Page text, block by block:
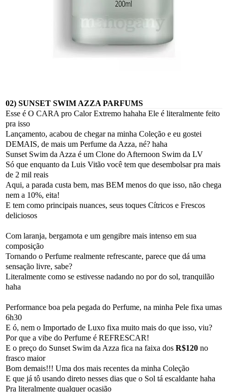
02) SUNSET SWIM AZZA PARFUMS
Esse é O CARA pro Calor Extremo hahaha Ele é literalmente feito
pra isso
Lançamento, acabou de chegar na minha Coleção e eu gostei
DEMAIS, de mais um Perfume da Azza, né? haha
Sunset Swim da Azza é um Clone do Afternoon Swim da LV
Só que enquanto da Luis Vitão você tem que desembolsar pra mais
de 2 mil reais
Aqui, a parada custa bem, mas BEM menos do que isso, não chega
nem a 10%, eita!
E tem como principais nuances, seus toques Cítricos e Frescos
deliciosos
Com laranja, bergamota e um gengibre mais intenso em sua
composição
Tornando o Perfume realmente refrescante, parece que dá uma
sensação livre, sabe?
Literalmente como se estivesse nadando no por do sol, tranquilão
haha
Performance boa pela pegada do Perfume, na minha Pele fixa umas
6h30
E ó, nem o Importado de Luxo fixa muito mais do que isso, viu?
Por que a vibe do Perfume é REFRESCAR!
E o preço do Sunset Swim da Azza fica na faixa dos R$120 no
frasco maior
Bom demais!!! Uma dos mais recentes da minha Coleção
E que já tô usando direto nesses dias que o Sol tá escaldante haha
Pra literalmente qualquer ocasião